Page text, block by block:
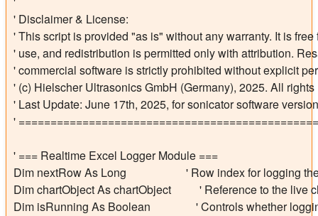
' Disclaimer & License:
' This script is provided "as is" without any warranty. It is
' use, and redistribution is permitted only with attribution.
' commercial software is strictly prohibited without explicit
' (c) Hielscher Ultrasonics GmbH (Germany), 2025. All
' Last Update: June 17th, 2025, for sonicator software
'
' === Realtime Excel Logger Module ===
Dim nextRow As Long                     ' Row index for logging
Dim chartObject As chartObject          ' Reference to the live
Dim isRunning As Boolean                ' Controls whether